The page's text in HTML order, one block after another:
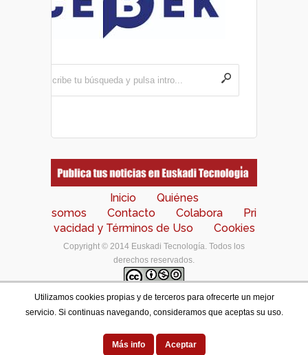
Inicio
Quiénes
somos
Contacto Colabora
Pri
vacidad y Términos de Uso
Cookies
Copyright © 2014 Euskadi Tecnología. Todos los
derechos reservados.
Los contenidos de este portal están bajo unalicencia
de Creative Commons Reconocimiento-NoComercial-
Designed by
Utilizamos cookies propias y de terceros para ofrecerte un mejor
servicio. Si continuas navegando, consideramos que aceptas su uso.
Más info Aceptar